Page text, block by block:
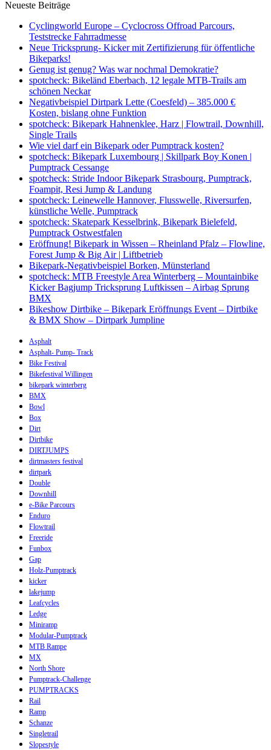
Neueste Beiträge
Cyclingworld Europe – Cyclocross Offroad Parcours,
Teststrecke Fahrradmesse
Neue Tricksprung- Kicker mit Zertifizierung für öffentliche
Bikeparks!
Genug ist genug? Was war nochmal Demokratie?
spotcheck: Bikeländ Eberbach, 12 legale MTB-Trails am
schönen Neckar
Negativbeispiel Dirtpark Lette (Coesfeld) – 385.000 €
Kosten, bislang ohne Funktion
spotcheck: Bikepark Hahnenklee, Harz | Flowtrail, Downhill,
Single Trails
Wie viel darf ein Bikepark oder Pumptrack kosten?
spotcheck: Bikepark Luxembourg | Skillpark Boy Konen |
Pumptrack Cessange
spotcheck: Stride Indoor Bikepark Strasbourg, Pumptrack,
Foampit, Resi Jump & Landung
spotcheck: Leinewelle Hannover, Flusswelle, Riversurfen,
künstliche Welle, Pumptrack
spotcheck: Skatepark Kesselbrink, Bikepark Bielefeld,
Pumptrack Ostwestfalen
Eröffnung! Bikepark in Wissen – Rheinland Pfalz – Flowline,
Forest Jump & Big Air | Liftbetrieb
Bikepark-Negativbeispiel Borken, Münsterland
spotcheck: MTB Freestyle Area Winterberg – Mountainbike
Kicker Bagjump Tricksprung Luftkissen – Airbag Sprung
BMX
Bikeshow Dirtbike – Bikepark Eröffnungs Event – Dirtbike
& BMX Show – Dirtpark Jumpline
Asphalt
Asphalt- Pump- Track
Bike Festival
Bikefestival Willingen
bikepark winterberg
BMX
Bowl
Box
Dirt
Dirtbike
DIRTJUMPS
dirtmasters festival
dirtpark
Double
Downhill
e-Bike Parcours
Enduro
Flowtrail
Freeride
Funbox
Gap
Holz-Pumptrack
kicker
lakejump
Leafcycles
Ledge
Miniramp
Modular-Pumptrack
MTB Rampe
MX
North Shore
Pumptrack-Challenge
PUMPTRACKS
Rail
Ramp
Schanze
Singletrail
Slopestyle